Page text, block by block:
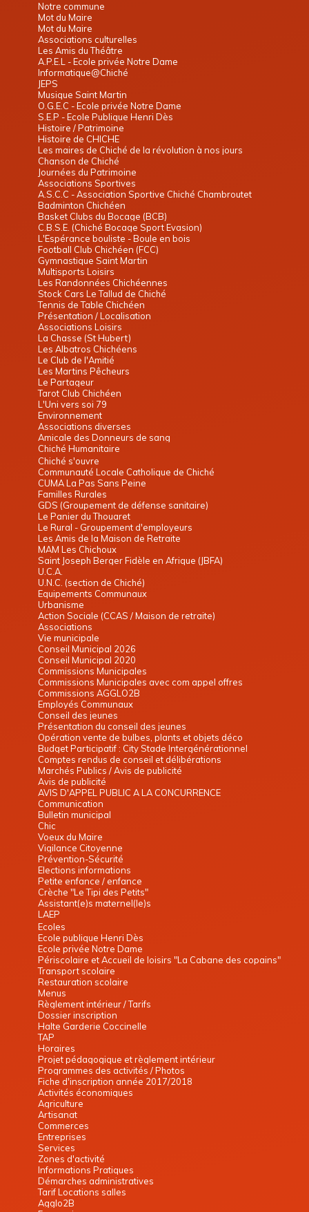
Notre commune
Mot du Maire
Mot du Maire
Associations culturelles
Les Amis du Théâtre
A.P.E.L - Ecole privée Notre Dame
Informatique@Chiché
JEPS
Musique Saint Martin
O.G.E.C - Ecole privée Notre Dame
S.E.P - Ecole Publique Henri Dès
Histoire / Patrimoine
Histoire de CHICHE
Les maires de Chiché de la révolution à nos jours
Chanson de Chiché
Journées du Patrimoine
Associations Sportives
A.S.C.C - Association Sportive Chiché Chambroutet
Badminton Chichéen
Basket Clubs du Bocage (BCB)
C.B.S.E. (Chiché Bocage Sport Evasion)
L'Espérance bouliste - Boule en bois
Football Club Chichéen (FCC)
Gymnastique Saint Martin
Multisports Loisirs
Les Randonnées Chichéennes
Stock Cars Le Tallud de Chiché
Tennis de Table Chichéen
Présentation / Localisation
Associations Loisirs
La Chasse (St Hubert)
Les Albatros Chichéens
Le Club de l'Amitié
Les Martins Pêcheurs
Le Partageur
Tarot Club Chichéen
L'Uni vers soi 79
Environnement
Associations diverses
Amicale des Donneurs de sang
Chiché Humanitaire
Chiché s'ouvre
Communauté Locale Catholique de Chiché
CUMA La Pas Sans Peine
Familles Rurales
GDS (Groupement de défense sanitaire)
Le Panier du Thouaret
Le Rural - Groupement d'employeurs
Les Amis de la Maison de Retraite
MAM Les Chichoux
Saint Joseph Berger Fidèle en Afrique (JBFA)
U.C.A.
U.N.C. (section de Chiché)
Equipements Communaux
Urbanisme
Action Sociale (CCAS / Maison de retraite)
Associations
Vie municipale
Conseil Municipal 2026
Conseil Municipal 2020
Commissions Municipales
Commissions Municipales avec com appel offres
Commissions AGGLO2B
Employés Communaux
Conseil des jeunes
Présentation du conseil des jeunes
Opération vente de bulbes, plants et objets déco
Budget Participatif : City Stade Intergénérationnel
Comptes rendus de conseil et délibérations
Marchés Publics / Avis de publicité
Avis de publicité
AVIS D'APPEL PUBLIC A LA CONCURRENCE
Communication
Bulletin municipal
Chic
Voeux du Maire
Vigilance Citoyenne
Prévention-Sécurité
Elections informations
Petite enfance / enfance
Crèche "Le Tipi des Petits"
Assistant(e)s maternel(le)s
LAEP
Ecoles
Ecole publique Henri Dès
Ecole privée Notre Dame
Périscolaire et Accueil de loisirs "La Cabane des copains"
Transport scolaire
Restauration scolaire
Menus
Règlement intérieur / Tarifs
Dossier inscription
Halte Garderie Coccinelle
TAP
Horaires
Projet pédagogique et règlement intérieur
Programmes des activités / Photos
Fiche d'inscription année 2017/2018
Activités économiques
Agriculture
Artisanat
Commerces
Entreprises
Services
Zones d'activité
Informations Pratiques
Démarches administratives
Tarif Locations salles
Agglo2B